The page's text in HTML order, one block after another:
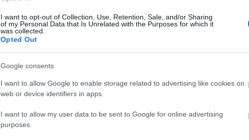
I want to opt-out of Collection, Use, Retention, Sale, and/or Sharing
of my Personal Data that Is Unrelated with the Purposes for which it
was collected.
Opted Out
Google consents
I want to allow Google to enable storage related to advertising like cookies on
web or device identifiers in apps.
I want to allow my user data to be sent to Google for online advertising
purposes.
Newsroom
09-02-2026 13:44
Σδούκου: Καμία ανοχή στην ανομία
στα πανεπιστήμια - Ο νόμος
21:15